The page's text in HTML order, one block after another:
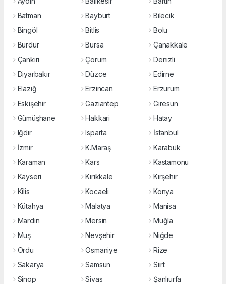
Batman
Bayburt
Bilecik
Bingöl
Bitlis
Bolu
Burdur
Bursa
Çanakkale
Çankırı
Çorum
Denizli
Diyarbakır
Düzce
Edirne
Elazığ
Erzincan
Erzurum
Eskişehir
Gaziantep
Giresun
Gümüşhane
Hakkari
Hatay
Iğdır
Isparta
İstanbul
İzmir
K.Maraş
Karabük
Karaman
Kars
Kastamonu
Kayseri
Kırıkkale
Kırşehir
Kilis
Kocaeli
Konya
Kütahya
Malatya
Manisa
Mardin
Mersin
Muğla
Muş
Nevşehir
Niğde
Ordu
Osmaniye
Rize
Sakarya
Samsun
Siirt
Sinop
Sivas
Şanlıurfa